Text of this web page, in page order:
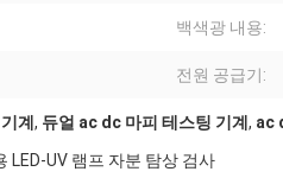
백색광 내용:
전원 공급기:
계 , 듀얼 ac dc 마피 테스팅 기계 , ac
LED-UV 램프 자분 탐상 검사